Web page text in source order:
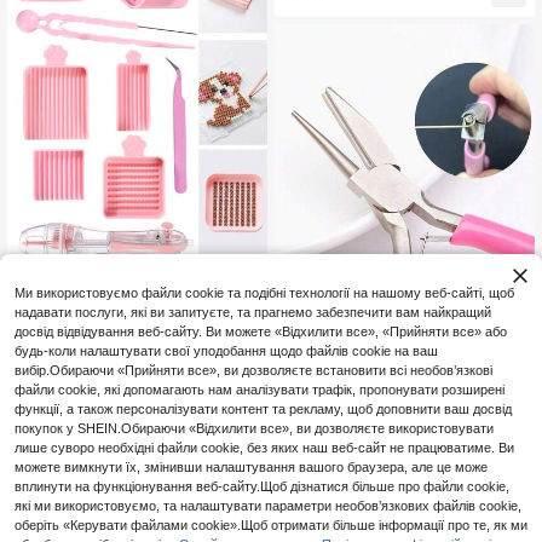
Набір інструментів для плавких н
амистин, лоток-вирівнювач для н
амистин, набір голки та пінцета, і
нструмент для плавких намистин,
органайзер-лоток для плавких на
мистин, DIY-виріб для ентузіастів
2.70€
Професійні вигнуті плоскогубці 4,
72 дюйма, підходять для виготовл
ення ювелірних виробів, мініатюр
ні прецизійні інструменти для кот
ушок, ідеально підходять для руч
ної роботи своїми руками
2.52€ -10%
Ми використовуємо файли cookie та подібні технології на нашому веб-сайті, щоб
надавати послуги, які ви запитуєте, та прагнемо забезпечити вам найкращий
досвід відвідування веб-сайту. Ви можете «Відхилити все», «Прийняти все» або
будь-коли налаштувати свої уподобання щодо файлів cookie на ваш
вибір.Обираючи «Прийняти все», ви дозволяєте встановити всі необов’язкові
файли cookie, які допомагають нам аналізувати трафік, пропонувати розширені
функції, а також персоналізувати контент та рекламу, щоб доповнити ваш досвід
покупок у SHEIN.Обираючи «Відхилити все», ви дозволяєте використовувати
лише суворо необхідні файли cookie, без яких наш веб-сайт не працюватиме. Ви
можете вимкнути їх, змінивши налаштування вашого браузера, але це може
вплинути на функціонування веб-сайту.Щоб дізнатися більше про файли cookie,
які ми використовуємо, та налаштувати параметри необов’язкових файлів cookie,
оберіть «Керувати файлами cookie».Щоб отримати більше інформації про те, як ми